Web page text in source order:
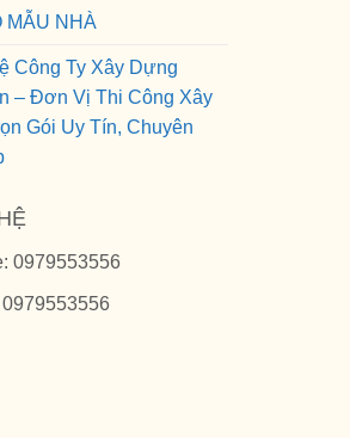
MẪU NHÀ
Công Ty Xây Dựng
– Đơn Vị Thi Công Xây
Gói Uy Tín, Chuyên
0979553556